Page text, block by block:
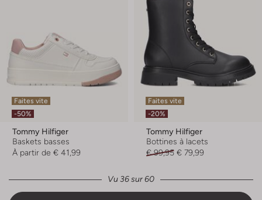
Faites vite
-50%
Tommy Hilfiger
Baskets basses
À partir de € 41,99
Faites vite
-20%
Tommy Hilfiger
Bottines à lacets
€ 99,95 € 79,99
Vu 36 sur 60